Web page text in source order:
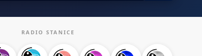
RADIO STANICE